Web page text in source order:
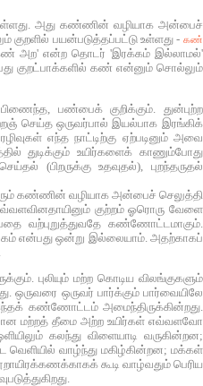
அது கண்ணின் வழியாக அன்பைச்
பயன்படுத்தப்பட்டு உள்ளது - கண்
'கண் அற' என்ற தொடர் 'இரக்கம் இல்லாமல்'
குறட்பாக்களில் கண் என்னும் சொல்லும்
பண்பைக் குறிக்கும். துன்புற்ற
செய்த ஒருவர்பால் இயல்பாக இரங்கிக்
எந்த நாட்டிற்கு ஏற்படினும் அவை
துடிக்கும் உயிர்களைக் காணும்போது
(பிறருக்கு உதவுதல்), புறந்தருதல்
கண்ணின் வழியாக அன்பைச் செலுத்தி
குற்றம் ஓரொரு வேளை
வற்புறுத்துவதே கண்ணோட்டமாகும்.
என்பது ஒன்று இல்லையாம். அதற்காகப்
புலியும் மற்ற கொடிய விலங்குகளும்
ஒருவர் பார்க்கும் பார்வையிலே
கண்ணோட்டம் அமைந்திருக்கின்றது.
மற்றத் தீமை அற்ற உயிர்கள் எவ்வளவோ
கலந்து விளையாடி வருகின்றன;
வெளியில் வாழ்ந்து மகிழ்கின்றன; மக்கள்
கூடி வாழ்வதும் பெரிய